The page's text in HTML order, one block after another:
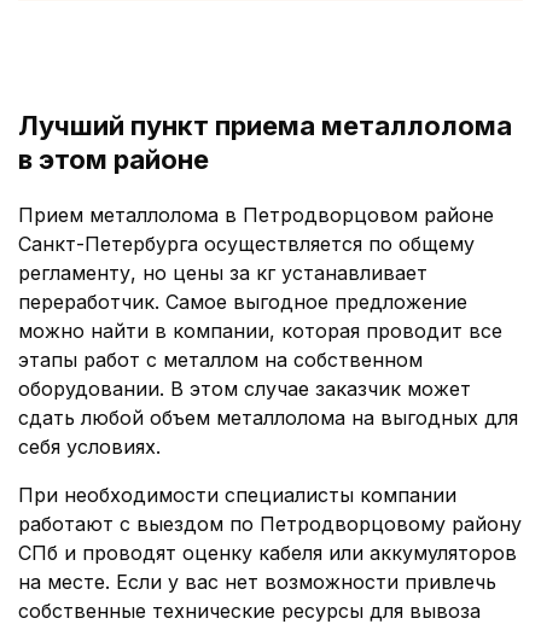
Лучший пункт приема металлолома
в этом районе
Прием металлолома в Петродворцовом районе
Санкт-Петербурга осуществляется по общему
регламенту, но цены за кг устанавливает
переработчик. Самое выгодное предложение
можно найти в компании, которая проводит все
этапы работ с металлом на собственном
оборудовании. В этом случае заказчик может
сдать любой объем металлолома на выгодных для
себя условиях.
При необходимости специалисты компании
работают с выездом по Петродворцовому району
СПб и проводят оценку кабеля или аккумуляторов
на месте. Если у вас нет возможности привлечь
собственные технические ресурсы для вывоза